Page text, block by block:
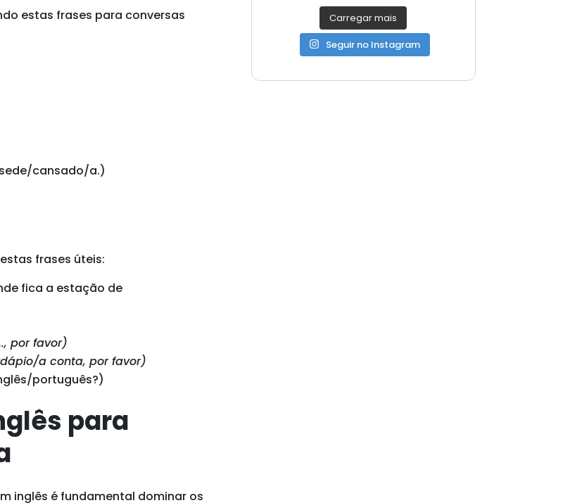
estas frases para conversas
cansado/a.)
frases úteis:
fica a estação de
por favor)
a conta, por favor)
português?)
para
inglês é fundamental dominar os
Carregar mais
Seguir no Instagram